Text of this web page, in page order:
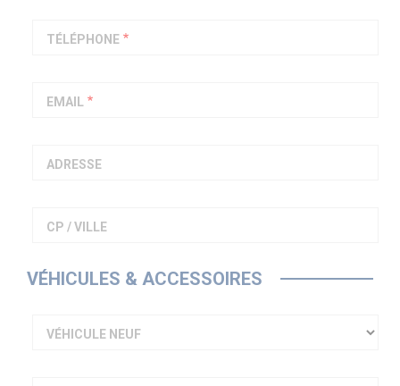
TÉLÉPHONE
EMAIL
ADRESSE
CP / VILLE
VÉHICULES & ACCESSOIRES
VÉHICULE NEUF